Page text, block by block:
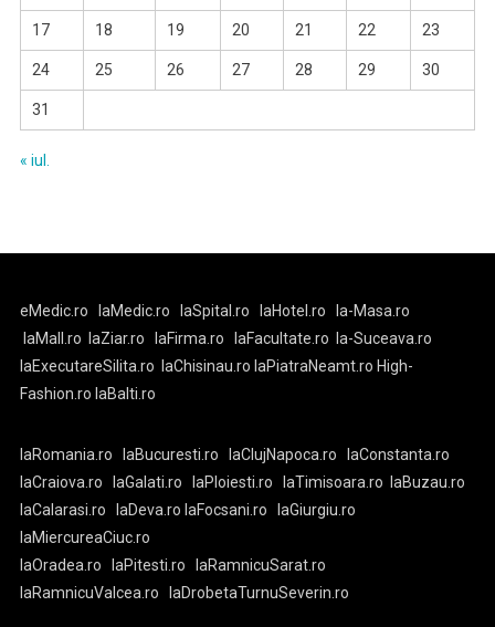
17 18 19 20 21 22 23
24 25 26 27 28 29 30
31
« iul.
eMedic.ro laMedic.ro laSpital.ro laHotel.ro
la-Masa.ro
laMall.ro
laZiar.ro laFirma.ro laFacultate.ro
la-Suceava.ro
laExecutareSilita.ro
laChisinau.ro laPiatraNeamt.ro High-
Fashion.ro laBalti.ro
laRomania.ro laBucuresti.ro laClujNapoca.ro
laConstanta.ro
laCraiova.ro
laGalati.ro laPloiesti.ro laTimisoara.ro
laBuzau.ro
laCalarasi.ro
laDeva.ro laFocsani.ro
laGiurgiu.ro
laMiercureaCiuc.ro
laOradea.ro
laPitesti.ro
laRamnicuSarat.ro
laRamnicuValcea.ro
laDrobetaTurnuSeverin.ro